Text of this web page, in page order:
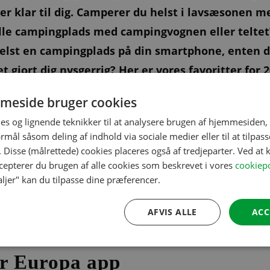
klar til dig. Camperer du helst i lavsæsonen
med campingvognen eller
en campingplads på din smartphone, enten
gjort dig nysgerrig? Her er vores favoritter for
guider: Camper fordelagtigt i lavsæsonen på over
sparer du helt op til tres procent pr. overnatning.
campingplads, der passer til lige netop dine
Europa app
bruger cookies
og lignende teknikker til at analysere brugen af
såsom deling af indhold via sociale medier eller til at
(målrettede) cookies placeres også af tredjeparter. Ved at
du brugen af alle cookies som beskrevet i vores
kan du tilpasse dine præferencer.
AFVIS ALLE